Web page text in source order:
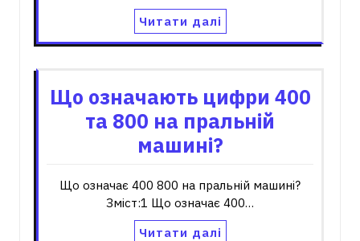
Читати далі
Що означають цифри 400
та 800 на пральній
машині?
Що означає 400 800 на пральній машині?
Зміст:1 Що означає 400…
Читати далі